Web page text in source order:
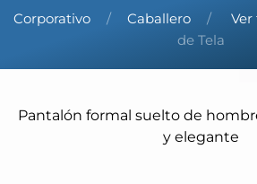
Corporativo Caballero Ver
de Tela
Pantalón formal suelto de
y elegante